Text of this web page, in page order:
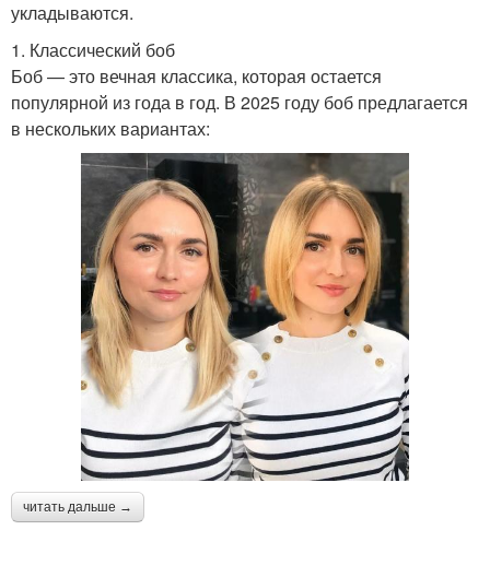
укладываются.
1. Классический боб
Боб — это вечная классика, которая остается
популярной из года в год. В 2025 году боб предлагается
в нескольких вариантах:
читать дальше →